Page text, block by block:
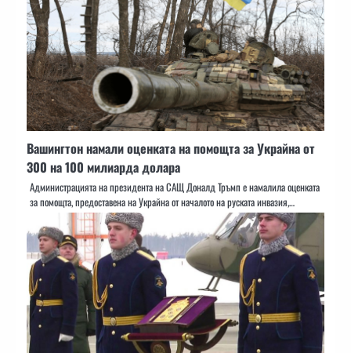
Вашингтон намали оценката на помощта за Украйна от
300 на 100 милиарда долара
Администрацията на президента на САЩ Доналд Тръмп е намалила оценката
за помощта, предоставена на Украйна от началото на руската инвазия,…